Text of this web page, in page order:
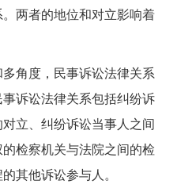
两者的地位和对立影响着
角度，民事诉讼法律关系
诉讼法律关系包括纠纷诉
立、纠纷诉讼当事人之间
检察机关与法院之间的检
其他诉讼参与人。